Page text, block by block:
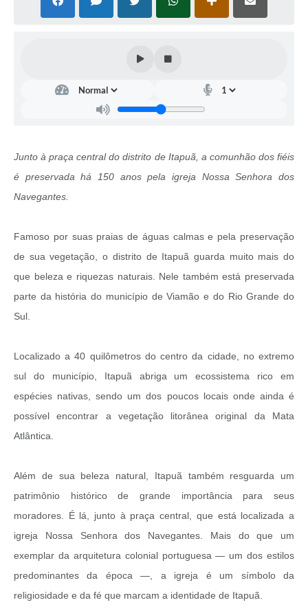
Junto à praça central do distrito de Itapuã, a comunhão dos fiéis
é preservada há 150 anos pela igreja Nossa Senhora dos
Navegantes.
Famoso por suas praias de águas calmas e pela preservação
de sua vegetação, o distrito de Itapuã guarda muito mais do
que beleza e riquezas naturais. Nele também está preservada
parte da história do município de Viamão e do Rio Grande do
Sul.
Localizado a 40 quilômetros do centro da cidade, no extremo
sul do município, Itapuã abriga um ecossistema rico em
espécies nativas, sendo um dos poucos locais onde ainda é
possível encontrar a vegetação litorânea original da Mata
Atlântica.
Além de sua beleza natural, Itapuã também resguarda um
patrimônio histórico de grande importância para seus
moradores. É lá, junto à praça central, que está localizada a
igreja Nossa Senhora dos Navegantes. Mais do que um
exemplar da arquitetura colonial portuguesa — um dos estilos
predominantes da época —, a igreja é um símbolo da
religiosidade e da fé que marcam a identidade de Itapuã.